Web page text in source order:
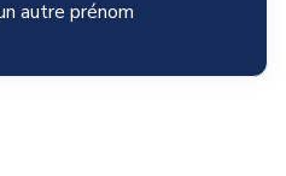
autre prénom